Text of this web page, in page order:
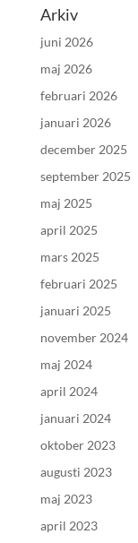
Arkiv
juni 2026
maj 2026
februari 2026
januari 2026
december 2025
september 2025
maj 2025
april 2025
mars 2025
februari 2025
januari 2025
november 2024
maj 2024
april 2024
januari 2024
oktober 2023
augusti 2023
maj 2023
april 2023